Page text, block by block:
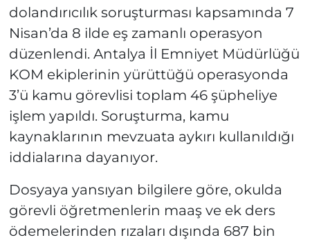
dolandırıcılık soruşturması kapsamında 7
Nisan’da 8 ilde eş zamanlı operasyon
düzenlendi. Antalya İl Emniyet Müdürlüğü
KOM ekiplerinin yürüttüğü operasyonda
3’ü kamu görevlisi toplam 46 şüpheliye
işlem yapıldı. Soruşturma, kamu
kaynaklarının mevzuata aykırı kullanıldığı
iddialarına dayanıyor.
Dosyaya yansıyan bilgilere göre, okulda
görevli öğretmenlerin maaş ve ek ders
ödemelerinden rızaları dışında 687 bin